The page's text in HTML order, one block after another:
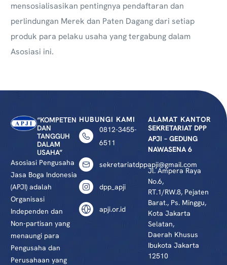
mensosialisasikan pentingnya pendaftaran dan
perlindungan Merek dan Paten Dagang dari setiap
produk para pelaku usaha yang tergabung dalam
Asosiasi ini.
“KOMPETEN
DAN
TANGGUH
DALAM
USAHA”
Asosiasi Pengusaha
Jasa Boga Indonesia
(APJI) adalah
Organisasi
Independen dan
Non-partisan yang
menaungi para
Pengusaha dan
Perusahaan yang
HUBUNGI KAMI
0812-3455-
6511
sekretariatdppapji@gmail.com
dpp_apji
apji.or.id
ALAMAT KANTOR
SEKRETARIAT DPP
APJI – GEDUNG
NAWASENA 6
Jl. Ampera Raya
No.6,
RT.1/RW.8, Pejaten
Barat., Ps. Minggu,
Kota Jakarta
Selatan,
Daerah Khusus
Ibukota Jakarta
12510